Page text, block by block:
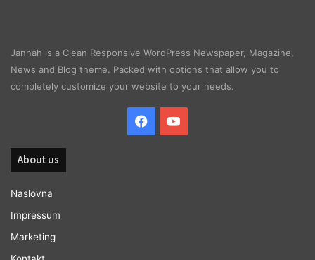
Jannah is a Clean Responsive WordPress Newspaper, Magazine,
News and Blog theme. Packed with options that allow you to
completely customize your website to your needs.
Facebook
About us
Naslovna
Impressum
Marketing